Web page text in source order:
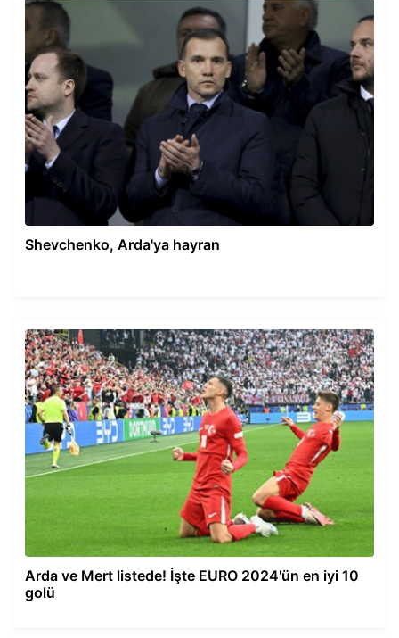
Shevchenko, Arda'ya hayran
Arda ve Mert listede! İşte EURO 2024'ün en iyi 10
golü